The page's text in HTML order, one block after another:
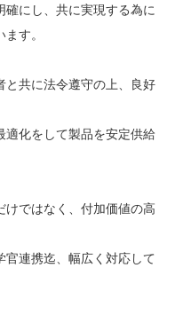
にし、共に実現する為に
す。
と共に法令遵守の上、良好
化をして製品を安定供給
ではなく、付加価値の高
連携迄、幅広く対応して